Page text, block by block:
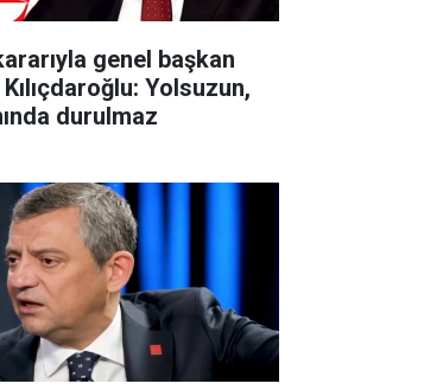
genel başkan
Yolsuzun,
durulmaz